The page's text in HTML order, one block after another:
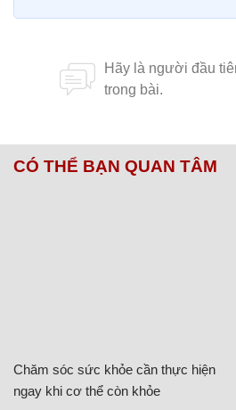
CÓ THỂ BẠN QUAN TÂM
Chăm sóc sức khỏe cần thực hiện
ngay khi cơ thể còn khỏe